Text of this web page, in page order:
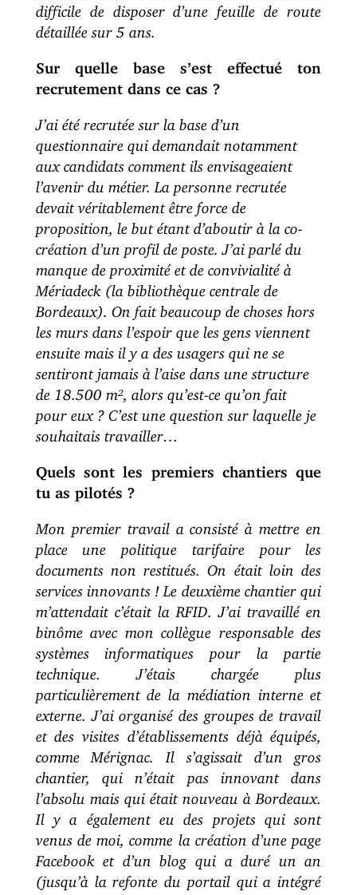
difficile de disposer d’une feuille de route
détaillée sur 5 ans.
Sur quelle base s’est effectué ton
recrutement dans ce cas ?
J’ai été recrutée sur la base d’un
questionnaire qui demandait notamment
aux candidats comment ils envisageaient
l’avenir du métier. La personne recrutée
devait véritablement être force de
proposition, le but étant d’aboutir à la co-
création d’un profil de poste. J’ai parlé du
manque de proximité et de convivialité à
Mériadeck (la bibliothèque centrale de
Bordeaux). On fait beaucoup de choses hors
les murs dans l’espoir que les gens viennent
ensuite mais il y a des usagers qui ne se
sentiront jamais à l’aise dans une structure
de 18.500 m², alors qu’est-ce qu’on fait
pour eux ? C’est une question sur laquelle je
souhaitais travailler…
Quels sont les premiers chantiers que
tu as pilotés ?
Mon premier travail a consisté à mettre en
place une politique tarifaire pour les
documents non restitués. On était loin des
services innovants ! Le deuxième chantier qui
m’attendait c’était la RFID. J’ai travaillé en
binôme avec mon collègue responsable des
systèmes informatiques pour la partie
technique. J’étais chargée plus
particulièrement de la médiation interne et
externe. J’ai organisé des groupes de travail
et des visites d’établissements déjà équipés,
comme Mérignac. Il s’agissait d’un gros
chantier, qui n’était pas innovant dans
l’absolu mais qui était nouveau à Bordeaux.
Il y a également eu des projets qui sont
venus de moi, comme la création d’une page
Facebook et d’un blog qui a duré un an
(jusqu’à la refonte du portail qui a intégré